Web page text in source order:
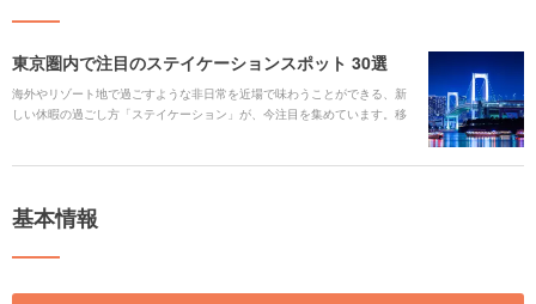
東京圏内で注目のステイケーションスポット 30選
海外やリゾート地で過ごすような非日常を近場で味わうことができる、新
しい休暇の過ごし方「ステイケーション」が、今注目を集めています。移
基本情報